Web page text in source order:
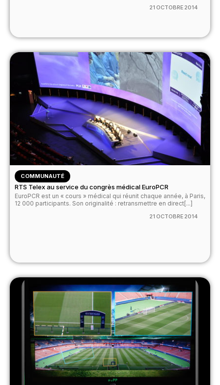
21 OCTOBRE 2014
COMMUNAUTÉ
RTS Telex au service du congrès médical EuroPCR
EuroPCR est un « cours » médical qui réunit chaque année, à Paris,
12 000 participants. Son originalité : retransmettre en direct[...]
21 OCTOBRE 2014